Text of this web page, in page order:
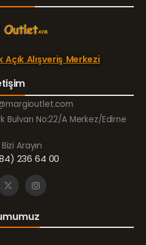
Açık Alışveriş Merkezi
Bulvarı No:22/A Merkez/Edirne
Bizi Arayın
236 64 00